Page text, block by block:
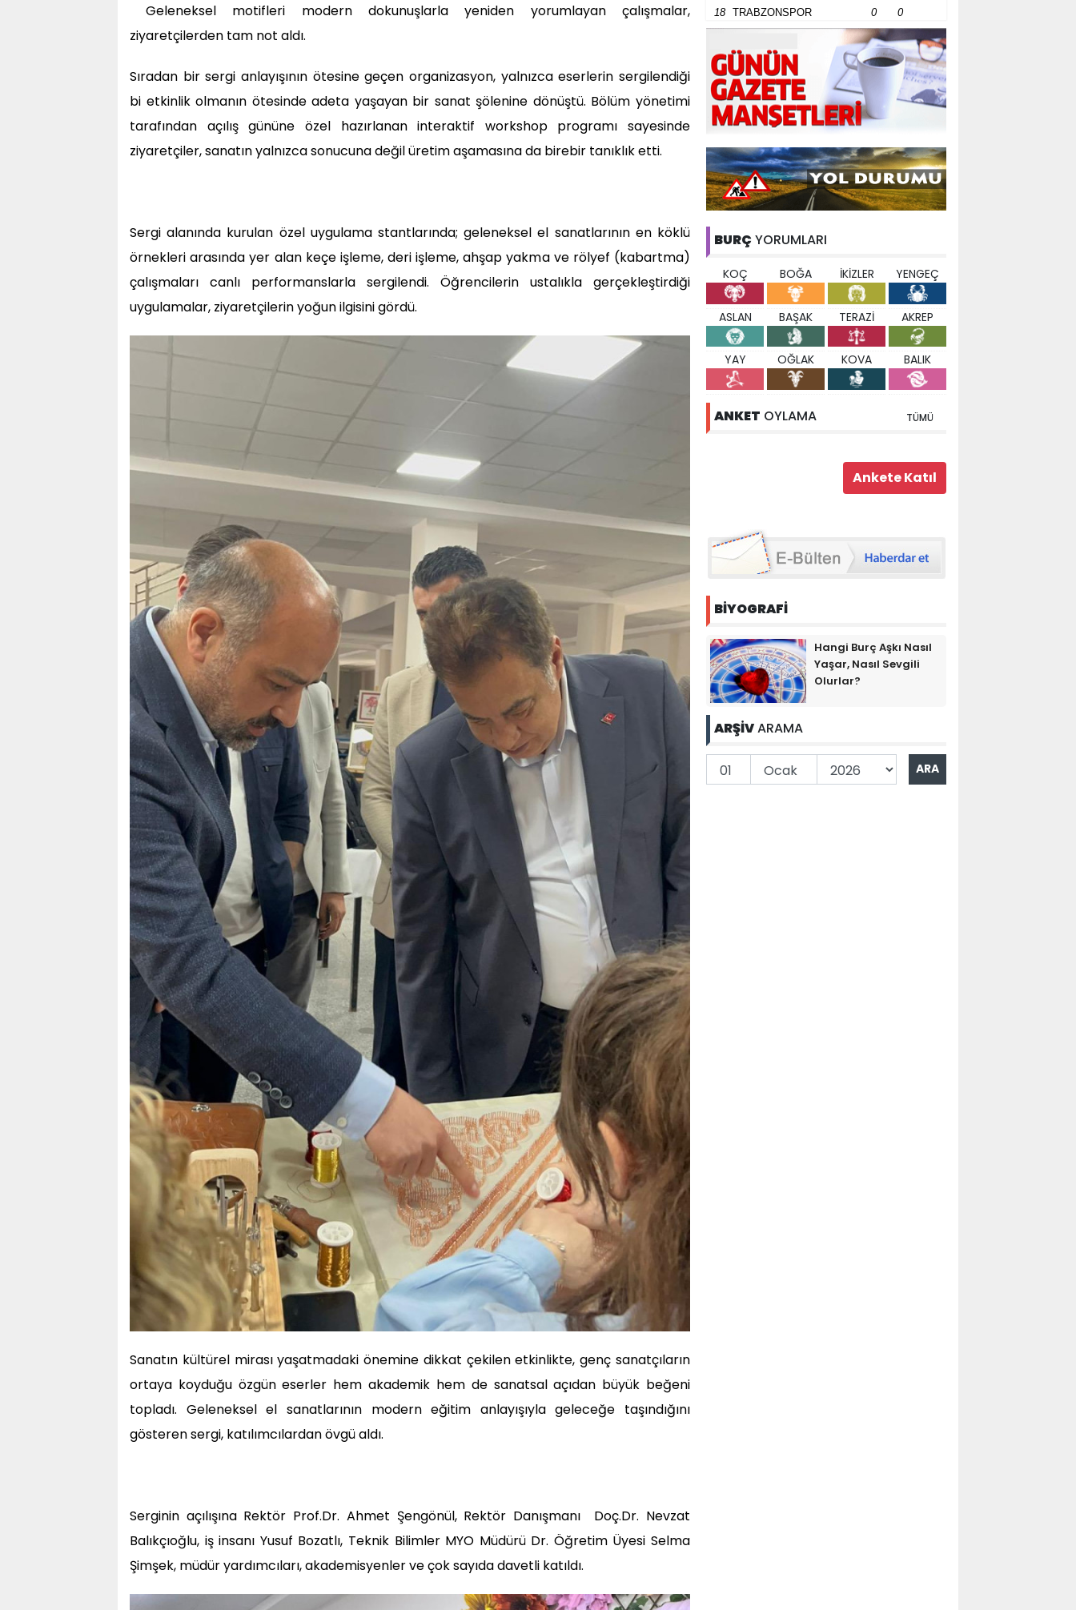
Geleneksel motifleri modern dokunuşlarla yeniden yorumlayan çalışmalar,
ziyaretçilerden tam not aldı.
Sıradan bir sergi anlayışının ötesine geçen organizasyon, yalnızca eserlerin sergilendiği
bi etkinlik olmanın ötesinde adeta yaşayan bir sanat şölenine dönüştü. Bölüm yönetimi
tarafından açılış gününe özel hazırlanan interaktif workshop programı sayesinde
ziyaretçiler, sanatın yalnızca sonucuna değil üretim aşamasına da birebir tanıklık etti.
Sergi alanında kurulan özel uygulama stantlarında; geleneksel el sanatlarının en köklü
örnekleri arasında yer alan keçe işleme, deri işleme, ahşap yakma ve rölyef (kabartma)
çalışmaları canlı performanslarla sergilendi. Öğrencilerin ustalıkla gerçekleştirdiği
uygulamalar, ziyaretçilerin yoğun ilgisini gördü.
Sanatın kültürel mirası yaşatmadaki önemine dikkat çekilen etkinlikte, genç sanatçıların
ortaya koyduğu özgün eserler hem akademik hem de sanatsal açıdan büyük beğeni
topladı. Geleneksel el sanatlarının modern eğitim anlayışıyla geleceğe taşındığını
gösteren sergi, katılımcılardan övgü aldı.
Serginin açılışına Rektör Prof.Dr. Ahmet Şengönül, Rektör Danışmanı Doç.Dr. Nevzat
Balıkçıoğlu, iş insanı Yusuf Bozatlı, Teknik Bilimler MYO Müdürü Dr. Öğretim Üyesi Selma
Şimşek, müdür yardımcıları, akademisyenler ve çok sayıda davetli katıldı.
18
TRABZONSPOR 0 0
BURÇ YORUMLARI
KOÇ BOĞA İKİZLER YENGEÇ
ASLAN BAŞAK TERAZİ AKREP
YAY OĞLAK KOVA BALIK
ANKET OYLAMA TÜMÜ
BİYOGRAFİ
Hangi Burç Aşkı Nasıl
Yaşar, Nasıl Sevgili
Olurlar?
ARŞİVARAMA